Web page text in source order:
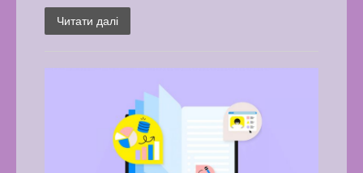
Читати далі